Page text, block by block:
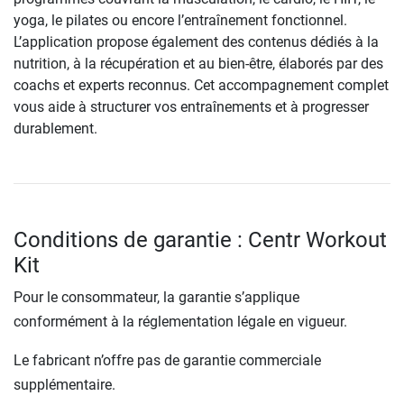
yoga, le pilates ou encore l’entraînement fonctionnel.
L’application propose également des contenus dédiés à la
nutrition, à la récupération et au bien-être, élaborés par des
coachs et experts reconnus. Cet accompagnement complet
vous aide à structurer vos entraînements et à progresser
durablement.
Conditions de garantie : Centr Workout
Kit
Pour le consommateur, la garantie s’applique
conformément à la réglementation légale en vigueur.
Le fabricant n’offre pas de garantie commerciale
supplémentaire.